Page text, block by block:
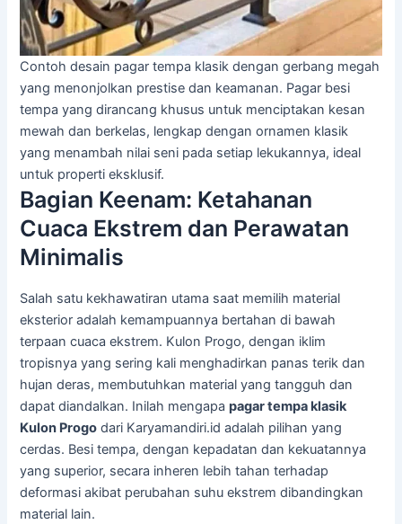
Contoh desain pagar tempa klasik dengan gerbang megah
yang menonjolkan prestise dan keamanan. Pagar besi
tempa yang dirancang khusus untuk menciptakan kesan
mewah dan berkelas, lengkap dengan ornamen klasik
yang menambah nilai seni pada setiap lekukannya, ideal
untuk properti eksklusif.
Bagian Keenam: Ketahanan
Cuaca Ekstrem dan Perawatan
Minimalis
Salah satu kekhawatiran utama saat memilih material
eksterior adalah kemampuannya bertahan di bawah
terpaan cuaca ekstrem. Kulon Progo, dengan iklim
tropisnya yang sering kali menghadirkan panas terik dan
hujan deras, membutuhkan material yang tangguh dan
dapat diandalkan. Inilah mengapapagar tempa klasik
Kulon Progo dari Karyamandiri.id adalah pilihan yang
cerdas. Besi tempa, dengan kepadatan dan kekuatannya
yang superior, secara inheren lebih tahan terhadap
deformasi akibat perubahan suhu ekstrem dibandingkan
material lain.